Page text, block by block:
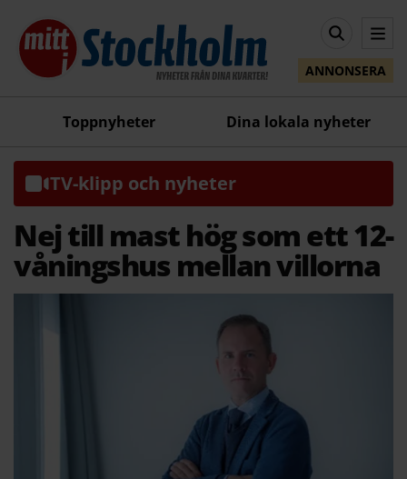
ANNONSERA
Toppnyheter Dina lokala nyheter
TV-klipp och nyheter
Nej till mast hög som ett 12-
våningshus mellan villorna